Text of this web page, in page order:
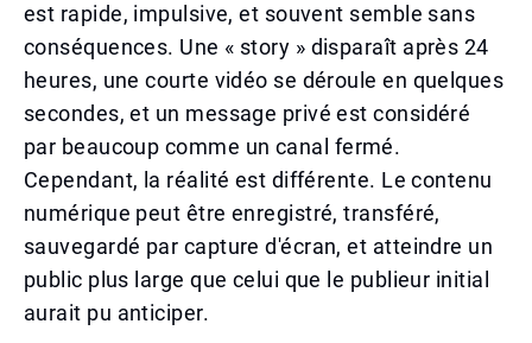
est rapide, impulsive, et souvent semble sans
conséquences. Une « story » disparaît après 24
heures, une courte vidéo se déroule en quelques
secondes, et un message privé est considéré
par beaucoup comme un canal fermé.
Cependant, la réalité est différente. Le contenu
numérique peut être enregistré, transféré,
sauvegardé par capture d'écran, et atteindre un
public plus large que celui que le publieur initial
aurait pu anticiper.